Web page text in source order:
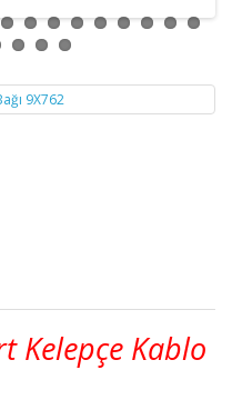
Kelepçe Kablo